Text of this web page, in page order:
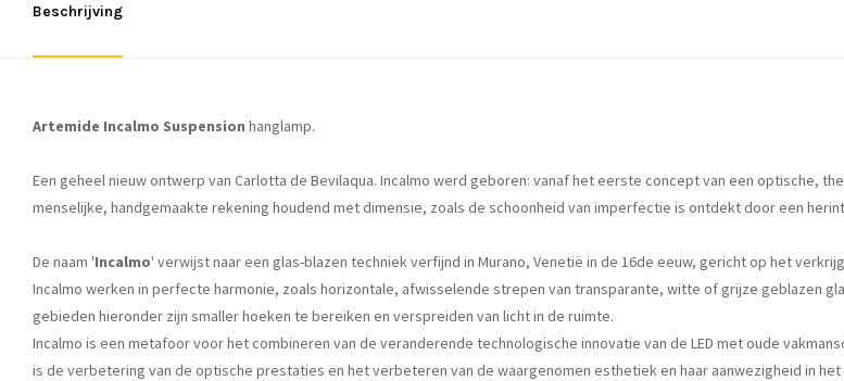
Beschrijving
Artemide Incalmo Suspension hanglamp.
Een geheel nieuw ontwerp van Carlotta de Bevilaqua. Incalmo werd geboren: vanaf het eerste concept van een optische,
menselijke, handgemaakte rekening houdend met dimensie, zoals de schoonheid van imperfectie is ontdekt door een
De naam 'Incalmo' verwijst naar een glas-blazen techniek verfijnd in Murano, Venetië in de 16de eeuw, gericht op het
Incalmo werken in perfecte harmonie, zoals horizontale, afwisselende strepen van transparante, witte of grijze geblazen
gebieden hieronder zijn smaller hoeken te bereiken en verspreiden van licht in de ruimte.
Incalmo is een metafoor voor het combineren van de veranderende technologische innovatie van de LED met oude
is de verbetering van de optische prestaties en het verbeteren van de waargenomen esthetiek en haar aanwezigheid in het